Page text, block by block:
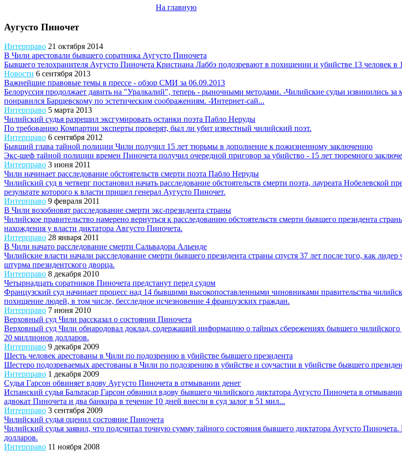
На главную
Аугусто Пиночет
Интерправо 21 октября 2014
В Чили арестовали бывшего соратника Аугусто Пиночета
Бывшего телохранителя Аугусто Пиночета Кристиана Лаббэ подозревают в похищении и убийстве 13 человек в
Новости 6 сентября 2013
Важнейшие правовые темы в прессе - обзор СМИ за 06.09.2013
Белоруссия продолжает давить на "Уралкалий", теперь - рыночными методами. -Чилийские судьи извинились
понравился Барщевскому по эстетическим соображениям. -Интернет-сай...
Интерправо 5 марта 2013
Чилийский судья разрешил эксгумировать останки поэта Пабло Неруды
По требованию Компартии эксперты проверят, был ли убит известный чилийский поэт.
Интерправо 6 сентября 2012
Бывший глава тайной полиции Чили получил 15 лет тюрьмы в дополнение к пожизненному заключению
Экс-шеф тайной полиции времен Пиночета получил очередной приговор за убийство - 15 лет тюремного
Интерправо 3 июня 2011
Чили начинает расследование обстоятельств смерти поэта Пабло Неруды
Чилийский суд в четверг постановил начать расследование обстоятельств смерти поэта, лауреата
результате которого к власти пришел генерал Аугусто Пиночет.
Интерправо 9 февраля 2011
В Чили возобновят расследование смерти экс-президента страны
Чилийское правительство намерено вернуться к расследованию обстоятельств смерти бывшего президента
нахождения у власти диктатора Августо Пиночета.
Интерправо 28 января 2011
В Чили начато расследование смерти Сальвадора Альенде
Чилийские власти начали расследование смерти бывшего президента страны спустя 37 лет после того, как
штурма президентского дворца.
Интерправо 8 декабря 2010
Четырнадцать соратников Пиночета предстанут перед судом
Французский суд начинает процесс над 14 бывшими высокопоставленными чиновниками правительства
похищение людей, в том числе, бесследное исчезновение 4 французских граждан.
Интерправо 7 июня 2010
Верховный суд Чили рассказал о состоянии Пиночета
Верховный суд Чили обнародовал доклад, содержащий информацию о тайных сбережениях бывшего
20 миллионов долларов.
Интерправо 9 декабря 2009
Шесть человек арестованы в Чили по подозрению в убийстве бывшего президента
Шестеро подозреваемых арестованы в Чили по подозрению в убийстве и соучастии в убийстве бывшего
Интерправо 1 декабря 2009
Судья Гарсон обвиняет вдову Аугусто Пиночета в отмывании денег
Испанский судья Бальтасар Гарсон обвинил вдову бывшего чилийского диктатора Аугусто Пиночета в
адвокат Пиночета и два банкира в течение 10 дней внесли в суд залог в 51 мил...
Интерправо 3 сентября 2009
Чилийский судья оценил состояние Пиночета
Чилийский судья заявил, что подсчитал точную сумму тайного состояния бывшего диктатора Аугусто
долларов.
Интерправо 11 ноября 2008